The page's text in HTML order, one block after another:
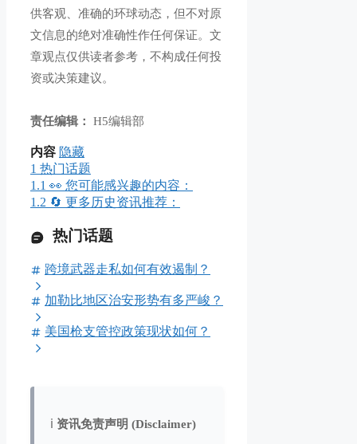
供客观、准确的环球动态，但不对原
文信息的绝对准确性作任何保证。文
章观点仅供读者参考，不构成任何投
资或决策建议。
责任编辑： H5编辑部
内容 隐藏
1 热门话题
1.1 👀 您可能感兴趣的内容：
1.2 🔄 更多历史资讯推荐：
热门话题
跨境武器走私如何有效遏制？
加勒比地区治安形势有多严峻？
美国枪支管控政策现状如何？
ℹ️ 资讯免责声明 (Disclaimer)